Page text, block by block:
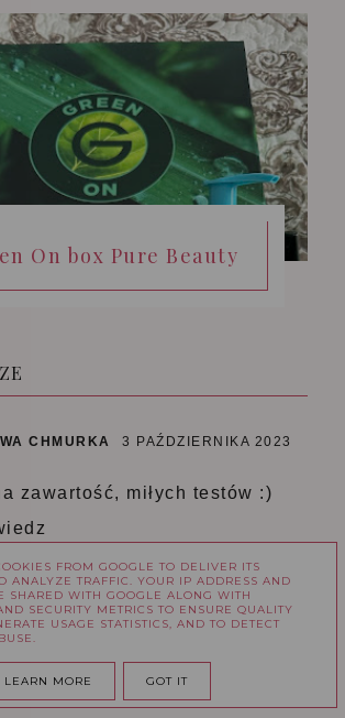
On box Pure Beauty
CHMURKA
3 PAŹDZIERNIKA 2023
zawartość, miłych testów :)
FROM GOOGLE TO DELIVER ITS
ANALYZE TRAFFIC. YOUR IP ADDRESS AND
SHARED WITH GOOGLE ALONG WITH
SECURITY METRICS TO ENSURE QUALITY
USAGE STATISTICS, AND TO DETECT
LEARN MORE GOT IT